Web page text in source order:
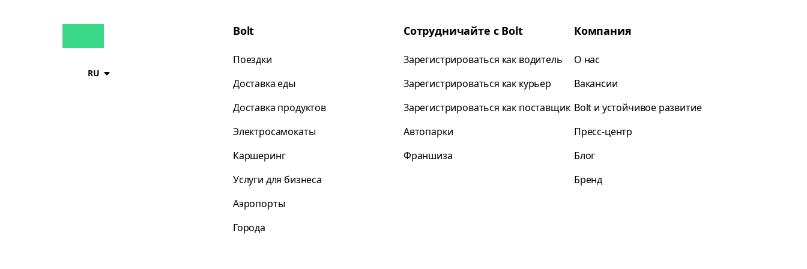
RU
Bolt
Поездки
Доставка еды
Доставка продуктов
Электросамокаты
Каршеринг
Услуги для бизнеса
Аэропорты
Города
Сотрудничайте с Bolt
Зарегистрироваться как водитель
Зарегистрироваться как курьер
Зарегистрироваться как поставщик
Автопарки
Франшиза
Компания
О нас
Вакансии
Bolt и устойчивое развитие
Пресс-центр
Блог
Бренд